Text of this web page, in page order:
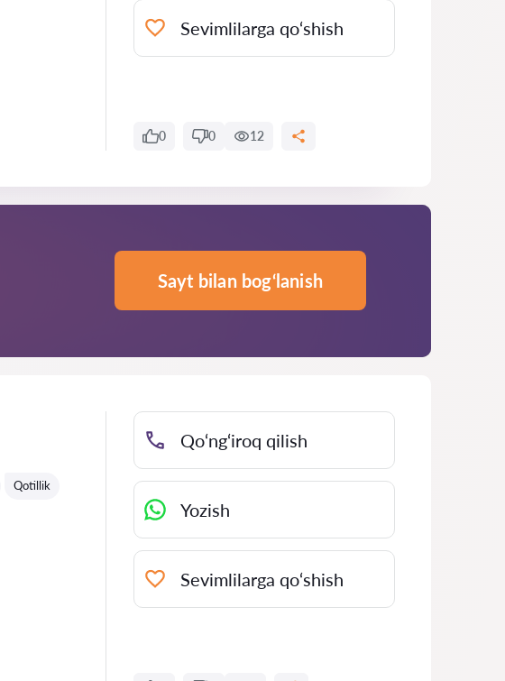
Sevimlilarga qo‘shish
0 0 12
Sayt bilan bog‘lanish
Qotillik
Qo‘ng‘iroq qilish
Yozish
Sevimlilarga qo‘shish